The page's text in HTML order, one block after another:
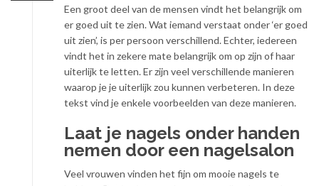
Een groot deel van de mensen vindt het belangrijk om
er goed uit te zien. Wat iemand verstaat onder ‘er goed
uit zien’, is per persoon verschillend. Echter, iedereen
vindt het in zekere mate belangrijk om op zijn of haar
uiterlijk te letten. Er zijn veel verschillende manieren
waarop je je uiterlijk zou kunnen verbeteren. In deze
tekst vind je enkele voorbeelden van deze manieren.
Laat je nagels onder handen
nemen door een nagelsalon
Veel vrouwen vinden het fijn om mooie nagels te